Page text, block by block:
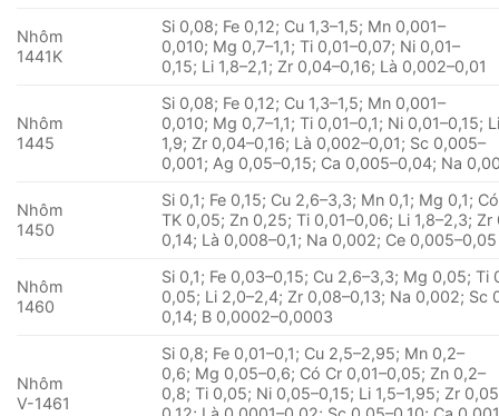
Nhôm
1441K
Si 0,08; Fe 0,12; Cu 1,3–1,5; Mn 0,001–
0,010; Mg 0,7–1,1; Ti 0,01–0,07; Ni 0,01–
0,15; Li 1,8–2,1; Zr 0,04–0,16; Là 0,002–0,01
Nhôm
1445
Si 0,08; Fe 0,12; Cu 1,3–1,5; Mn 0,001–
0,010; Mg 0,7–1,1; Ti 0,01–0,1; Ni 0,01–0,15;
1,9; Zr 0,04–0,16; Là 0,002–0,01; Sc 0,005–
0,001; Ag 0,05–0,15; Ca 0,005–0,04; Na
Nhôm
1450
Si 0,1; Fe 0,15; Cu 2,6–3,3; Mn 0,1; Mg 0,1;
TK 0,05; Zn 0,25; Ti 0,01–0,06; Li 1,8–2,3; Zr
0,14; Là 0,008–0,1; Na 0,002; Ce 0,005–0,05
Nhôm
1460
Si 0,1; Fe 0,03–0,15; Cu 2,6–3,3; Mg 0,05; Ti
0,05; Li 2,0–2,4; Zr 0,08–0,13; Na 0,002; Sc
0,14; B 0,0002–0,0003
Nhôm
V-1461
Si 0,8; Fe 0,01–0,1; Cu 2,5–2,95; Mn 0,2–
0,6; Mg 0,05–0,6; Có Cr 0,01–0,05; Zn 0,2–
0,8; Ti 0,05; Ni 0,05–0,15; Li 1,5–1,95; Zr